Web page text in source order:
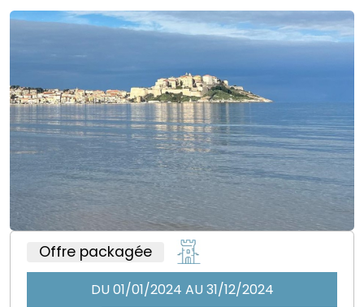
Offre packagée
DU 01/01/2024 AU 31/12/2024